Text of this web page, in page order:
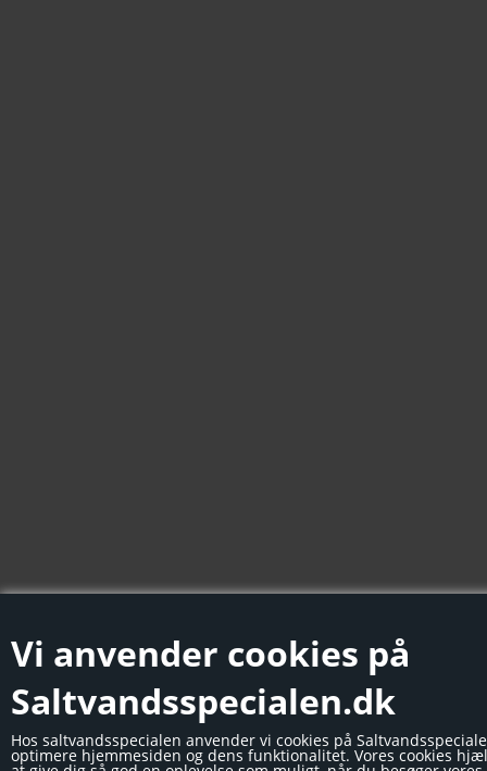
Vi anvender cookies på
Saltvandsspecialen.dk
Hos saltvandsspecialen anvender vi cookies på
optimere hjemmesiden og dens funktionalitet. Vores cookies